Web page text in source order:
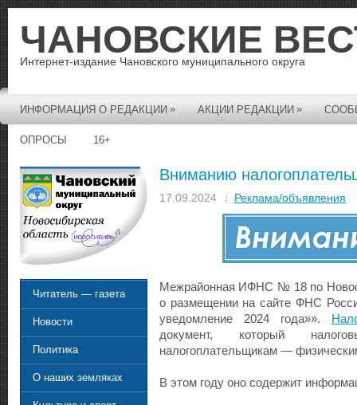
ЧАНОВСКИЕ
Интернет-издание Чановского муниципального округа
ИНФОРМАЦИЯ О РЕДАКЦИИ » АКЦИИ РЕДАКЦИИ »
ОПРОСЫ 16+
Вниманию
17.09.2024 Реклама/объявления
Межрайонная ИФНС № 18 по
о размещении на сайте ФНС
уведомление 2024 года»».
документ, который
налогоплательщикам —
В этом году оно содержит
Читатель — газета
Новости
Политика
О наших земляках